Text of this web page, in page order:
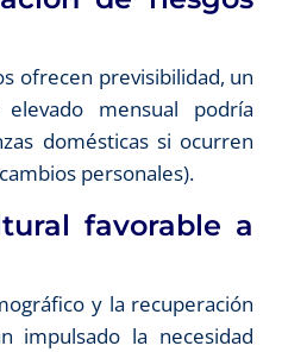
ofrecen previsibilidad, un
mensual podría
domésticas si ocurren
personales).
favorable a
y la recuperación
impulsado la necesidad